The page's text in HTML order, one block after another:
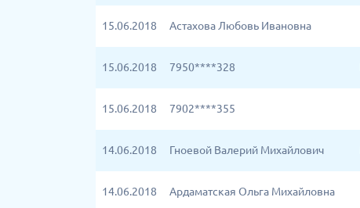
15.06.2018 Астахова Любовь Ивановна
15.06.2018 7950****328
15.06.2018 7902****355
14.06.2018 Гноевой Валерий Михайлович
14.06.2018 Ардаматская Ольга Михайловна